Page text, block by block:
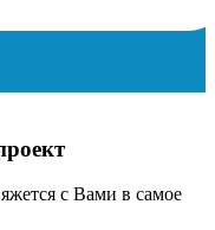
с Вами в самое